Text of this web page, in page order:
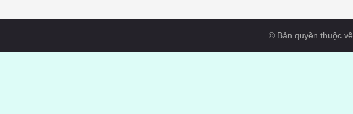
© Bản quyền thuộc về